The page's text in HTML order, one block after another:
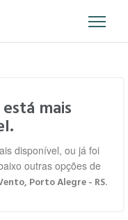
mais
disponível, ou já foi
outras opções de
Porto Alegre - RS.